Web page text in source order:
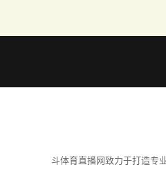
斗体育直播网致力于打造专